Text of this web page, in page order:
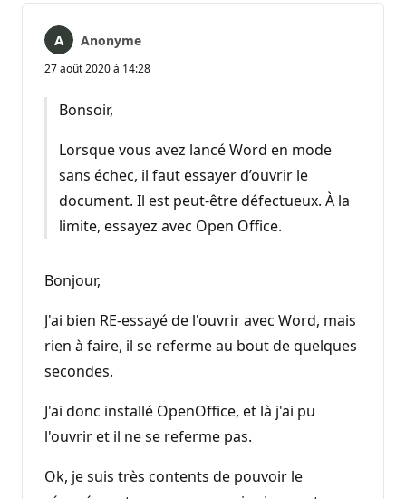
Anonyme
27 août 2020 à 14:28
Bonsoir,
Lorsque vous avez lancé Word en mode
sans échec, il faut essayer d’ouvrir le
document. Il est peut-être défectueux. À la
limite, essayez avec Open Office.
Bonjour,
J'ai bien RE-essayé de l'ouvrir avec Word, mais
rien à faire, il se referme au bout de quelques
secondes.
J'ai donc installé OpenOffice, et là j'ai pu
l'ouvrir et il ne se referme pas.
Ok, je suis très contents de pouvoir le